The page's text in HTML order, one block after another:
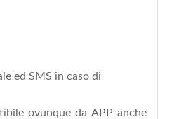
ed SMS in caso di
ovunque da APP anche